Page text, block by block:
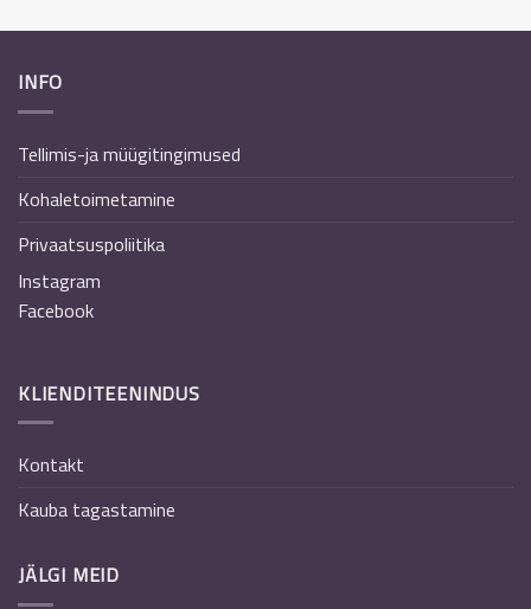
INFO
Tellimis-ja müügitingimused
Kohaletoimetamine
Privaatsuspoliitika
Instagram
Facebook
KLIENDITEENINDUS
Kontakt
Kauba tagastamine
JÄLGI MEID